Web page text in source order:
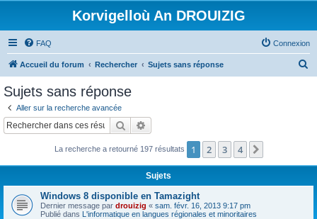
Korvigelloù An DROUIZIG
FAQ Connexion
Accueil du forum Rechercher Sujets sans réponse
c
Sujets sans réponse
Aller sur la recherche avancée
Rechercher
La recherche a retourné 197 résultats 1 2 3 4
Sujets
Windows 8 disponible en Tamazight
Dernier message par drouizig « sam. févr. 16, 2013 9:17 pm
Publié dans L'informatique en langues régionales et minoritaires